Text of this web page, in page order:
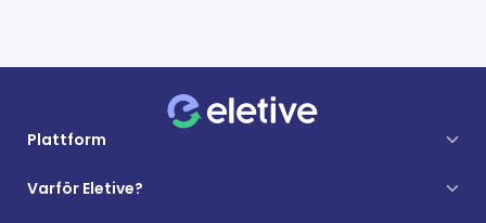
Plattform
Varför Eletive?